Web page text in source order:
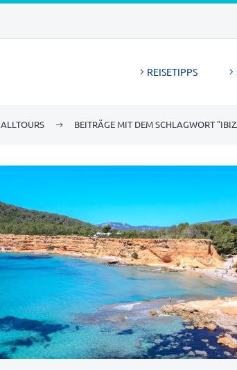
REISETIPPS
ALLTOURS BEITRÄGE MIT DEM SCHLAGWORT